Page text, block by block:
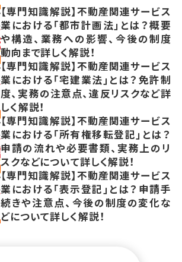
【専門知識解説】不動産関連サービス
業における「都市計画法」とは？概要
や構造、業務への影響、今後の制度
動向まで詳しく解説！
【専門知識解説】不動産関連サービス
業における「宅建業法」とは？免許制
度、実務の注意点、違反リスクなど詳
しく解説！
【専門知識解説】不動産関連サービス
業における「所有権移転登記」とは？
申請の流れや必要書類、実務上のリ
スクなどについて詳しく解説！
【専門知識解説】不動産関連サービス
業における「表示登記」とは？申請手
続きや注意点、今後の制度の変化な
どについて詳しく解説！